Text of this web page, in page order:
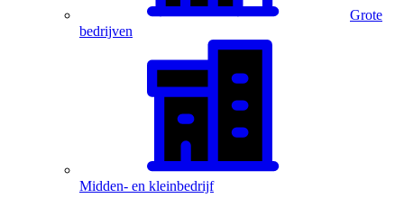
Grote
bedrijven
Midden- en kleinbedrijf